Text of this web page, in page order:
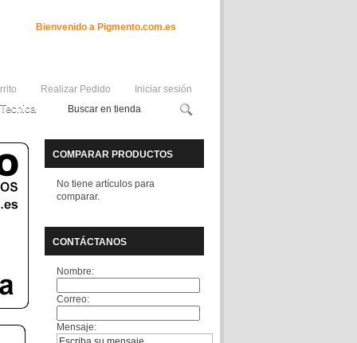
Bienvenido a Pigmento.com.es
Realizar Pedido Iniciar sesión
COMPARAR PRODUCTOS
No tiene artículos para
comparar.
CONTÁCTANOS
Nombre:
Correo:
Mensaje: